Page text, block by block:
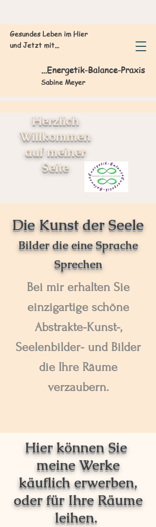
Gesundes Leben im Hier
und Jetzt mit...
...Energetik-Balance-Praxis
Sabine Meyer
Herzlich
Willkommen
auf meiner
Seite
Die Kunst der Seele
Bilder die eine Sprache
Sprechen
Bei mir erhalten Sie
einzigartige schöne
Abstrakte-Kunst-,
Seelenbilder- und Bilder
die Ihre Räume
verzaubern.
Hier können Sie
meine Werke
käuflich erwerben,
oder für Ihre Räume
leihen.